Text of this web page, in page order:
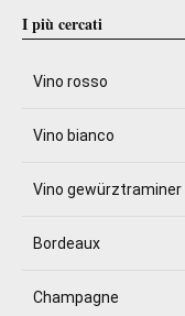
I più cercati
Vino rosso
Vino bianco
Vino gewürztraminer
Bordeaux
Champagne